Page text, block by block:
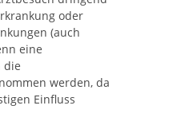
oder
(auch
eine
die
werden, da
Einfluss